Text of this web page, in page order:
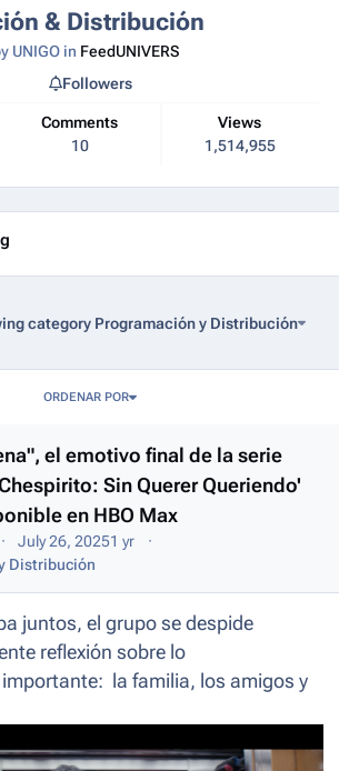
& Distribución
UNIGO in FeedUNIVERS
Comments
10
Views
1,514,955
Followers
category Programación y Distribución
ORDENAR POR
el emotivo final de la serie
Sin Querer Queriendo'
en HBO Max
July 26, 20251 yr
Distribución
juntos, el grupo se despide
reflexión sobre lo
la familia, los amigos y